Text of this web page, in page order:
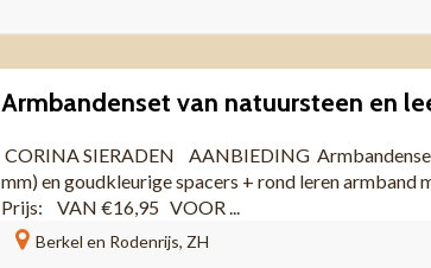
CORINA SIERADEN AANBIEDING
mm) en goudkleurige spacers + rond leren armband
Prijs: VAN €16,95 VOOR ...
Berkel en Rodenrijs, ZH